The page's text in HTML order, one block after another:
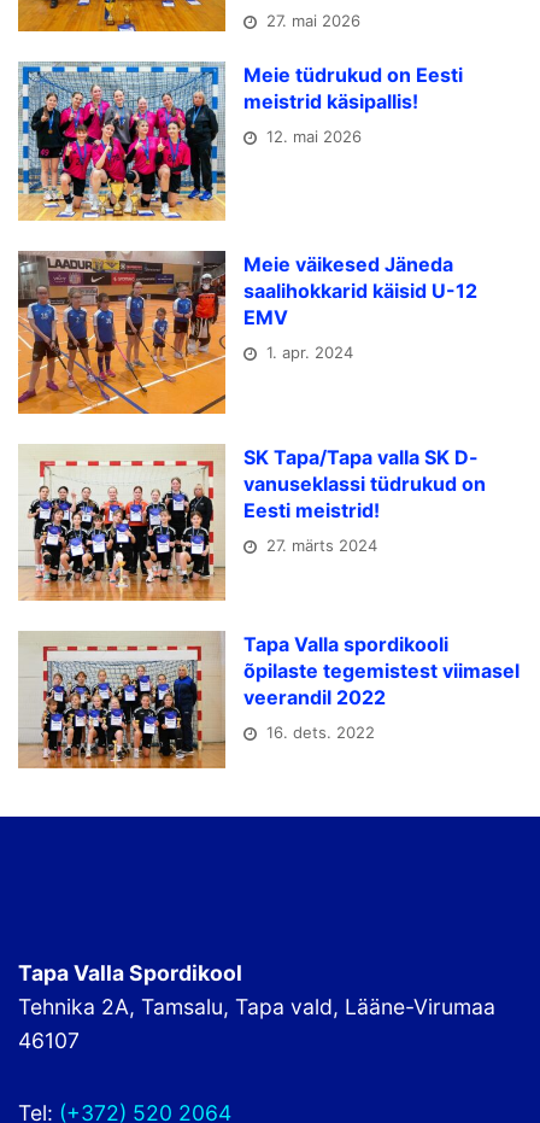
27. mai 2026
Meie tüdrukud on Eesti
meistrid käsipallis!
12. mai 2026
Meie väikesed Jäneda
saalihokkarid käisid U-12
EMV
1. apr. 2024
SK Tapa/Tapa valla SK D-
vanuseklassi tüdrukud on
Eesti meistrid!
27. märts 2024
Tapa Valla spordikooli
õpilaste tegemistest viimasel
veerandil 2022
16. dets. 2022
Tapa Valla Spordikool
Tehnika 2A, Tamsalu, Tapa vald, Lääne-Virumaa
46107
Tel: (+372) 520 2064